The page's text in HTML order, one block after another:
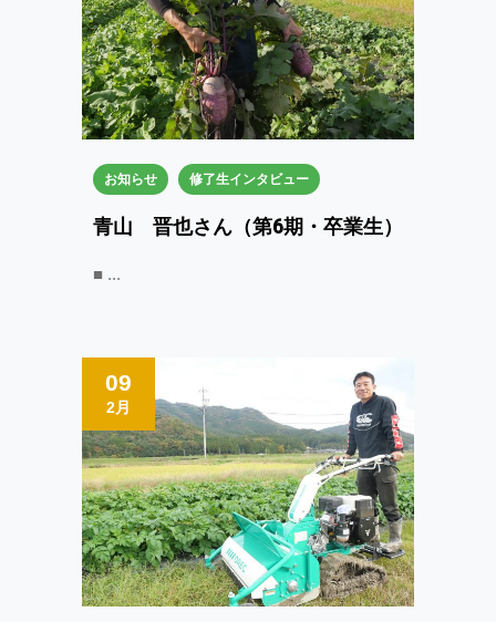
お知らせ 修了生インタビュー
青山 晋也さん（第6期・卒業生）
■
09
2月